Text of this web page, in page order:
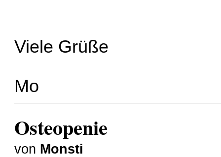
Viele Grüße
Mo
Osteopenie
von Monsti